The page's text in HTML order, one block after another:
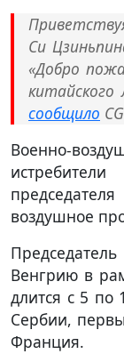
Си
«Добро
сообщило
Военно-
воздушное
Венгрию в
длится с 5
Сербии,
Франция.